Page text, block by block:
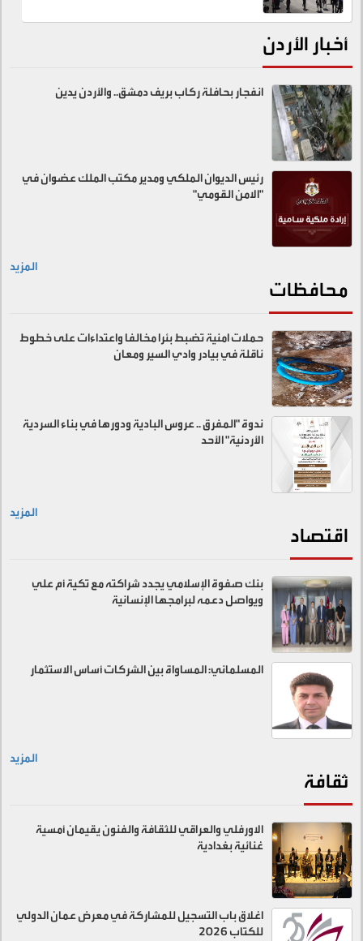
أخبار الأردن
انفجار بحافلة ركاب بريف دمشق.. والأردن يدين
رئيس الديوان الملكي ومدير مكتب الملك عضوان في
"الامن القومي"
المزيد
محافظات
حملات امنية تضبط بئرا مخالفا واعتداءات على خطوط
ناقلة في بيادر وادي السير ومعان
ندوة "المفرق .. عروس البادية ودورها في بناء السردية
الأردنية" الأحد
المزيد
اقتصاد
بنك صفوة الإسلامي يجدد شراكته مع تكية أم علي
ويواصل دعمه لبرامجها الإنسانية
المسلماني: المساواة بين الشركات أساس الاستثمار
المزيد
ثقافة
الاورفلي والعراقي للثقافة والفنون يقيمان أمسية
غنائية بغدادية
اغلاق باب التسجيل للمشاركة في معرض عمان الدولي
للكتاب 2026